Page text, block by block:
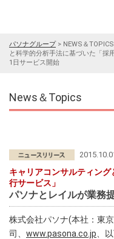
パソナグループ> NEWS＆TOPICS
と科学的分析手法に基づいた「採
1日サービス開始
News＆Topics
キャリアコンサルティン
行サービス」
パソナとレイルが業務
株式会社パソナ(本社：東
司、 www.pasona.co.jp 、